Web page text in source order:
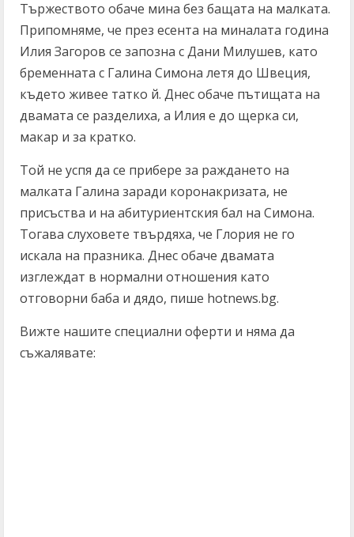
Тържеството обаче мина без бащата на малката.
Припомняме, че през есента на миналата година
Илия Загоров се запозна с Дани Милушев, като
бременната с Галина Симона летя до Швеция,
където живее татко й. Днес обаче пътищата на
двамата се разделиха, а Илия е до щерка си,
макар и за кратко.
Той не успя да се прибере за раждането на
малката Галина заради коронакризата, не
присъства и на абитуриентския бал на Симона.
Тогава слуховете твърдяха, че Глория не го
искала на празника. Днес обаче двамата
изглеждат в нормални отношения като
отговорни баба и дядо, пише hotnews.bg.
Вижте нашите специални оферти и няма да
съжалявате: